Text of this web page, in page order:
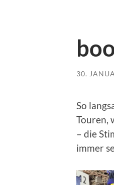
30.
So
Touren,
– die
immer